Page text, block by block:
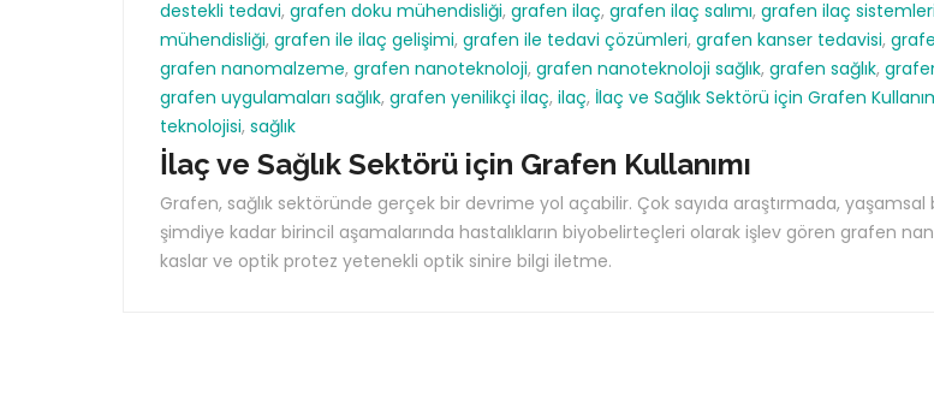
destekli tedavi, grafen doku mühendisliği, grafen ilaç, grafen ilaç salımı, grafen ilaç sistemleri
mühendisliği, grafen ile ilaç gelişimi, grafen ile tedavi çözümleri, grafen kanser tedavisi,
grafen nanomalzeme, grafen nanoteknoloji, grafen nanoteknoloji sağlık, grafen sağlık,
grafen uygulamaları sağlık, grafen yenilikçi ilaç, ilaç, İlaç ve Sağlık Sektörü için Grafen
teknolojisi, sağlık
İlaç ve Sağlık Sektörü için Grafen Kullanımı
Grafen, sağlık sektöründe gerçek bir devrime yol açabilir. Çok sayıda araştırmada,
şimdiye kadar birincil aşamalarında hastalıkların biyobelirteçleri olarak işlev gören grafen
kaslar ve optik protez yetenekli optik sinire bilgi iletme.